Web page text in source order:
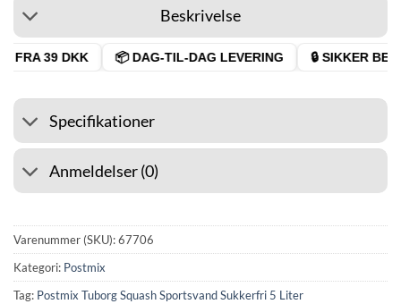
Beskrivelse
FRA 39 DKK 📦 DAG-TIL-DAG LEVERING 🔒 SIKKER
Specifikationer
Anmeldelser (0)
Varenummer (SKU):67706
Kategori: Postmix
Tag: Postmix Tuborg Squash Sportsvand Sukkerfri 5 Liter